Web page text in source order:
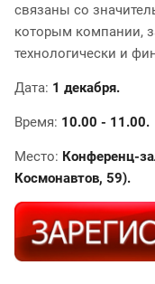
связаны со
которым компании,
технологически и
Дата: 1 декабря.
Время: 10.00 - 11.00.
Место: Конференц-
Космонавтов, 59).